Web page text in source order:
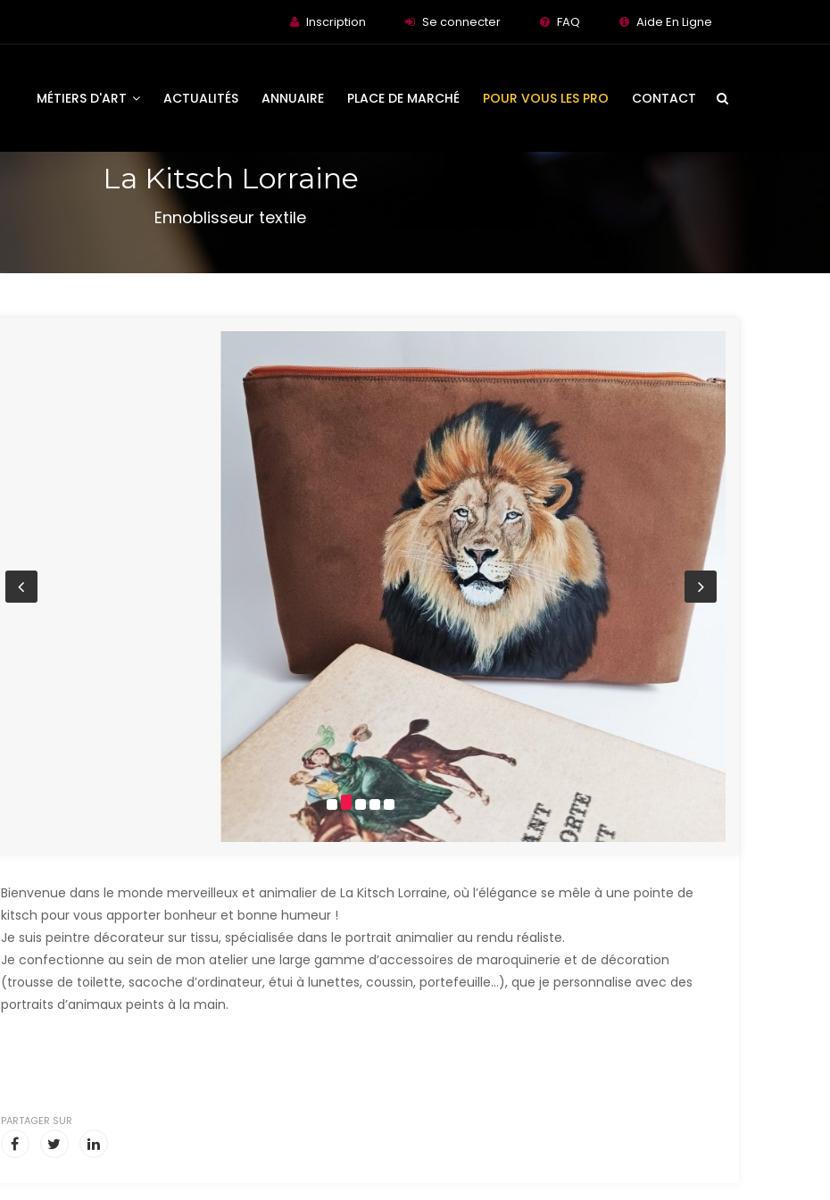
Inscription Se connecter FAQ Aide En Ligne
MÉTIERS D'ART ACTUALITÉS ANNUAIRE PLACE DE MARCHÉ POUR VOUS LES PRO CONTACT
La Kitsch Lorraine
Ennoblisseur textile
Bienvenue dans le monde merveilleux et animalier de La Kitsch Lorraine, où l’élégance se mêle à une pointe de
kitsch pour vous apporter bonheur et bonne humeur !
Je suis peintre décorateur sur tissu, spécialisée dans le portrait animalier au rendu réaliste.
Je confectionne au sein de mon atelier une large gamme d’accessoires de maroquinerie et de décoration
(trousse de toilette, sacoche d’ordinateur, étui à lunettes, coussin, portefeuille...), que je personnalise avec des
portraits d’animaux peints à la main.
PARTAGER SUR